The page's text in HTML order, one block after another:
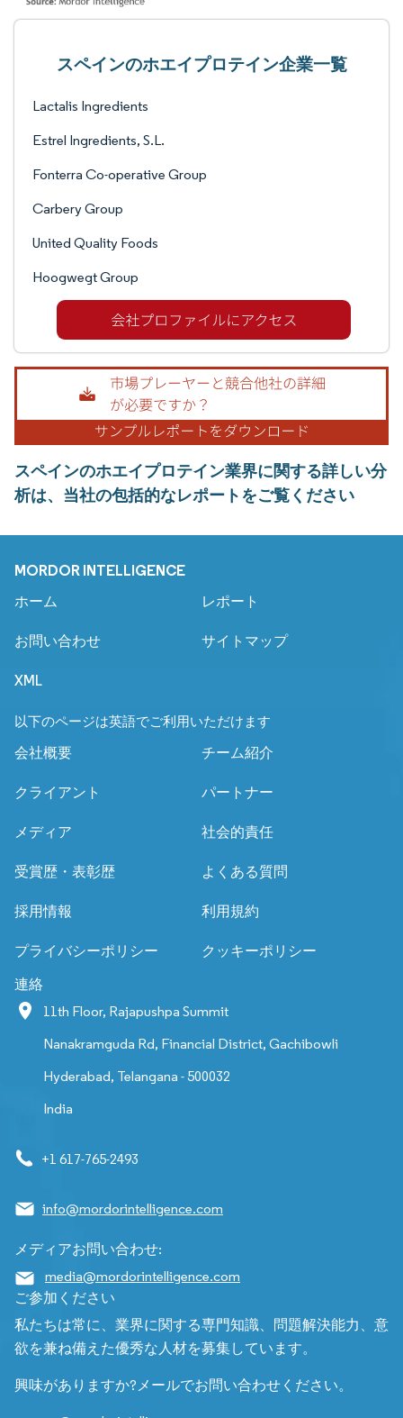
スペインのホエイプロテイン企業一覧
Lactalis Ingredients
Estrel Ingredients, S.L.
Fonterra Co-operative Group
Carbery Group
United Quality Foods
Hoogwegt Group
スペインのホエイプロテイン業界に関する詳しい分
析は、当社の包括的なレポートをご覧ください
MORDOR INTELLIGENCE
ホーム レポート
お問い合わせ サイトマップ
XML
以下のページは英語でご利用いただけます
会社概要 チーム紹介
クライアント パートナー
メディア 社会的責任
受賞歴・表彰歴 よくある質問
採用情報 利用規約
プライバシーポリシー クッキーポリシー
連絡
11th Floor, Rajapushpa Summit
Nanakramguda Rd, Financial District, Gachibowli
Hyderabad, Telangana - 500032
India
+1 617-765-2493
info@mordorintelligence.com
メディアお問い合わせ:
media@mordorintelligence.com
ご参加ください
私たちは常に、業界に関する専門知識、問題解決能力、意
欲を兼ね備えた優秀な人材を募集しています。
興味がありますか?メールでお問い合わせください。